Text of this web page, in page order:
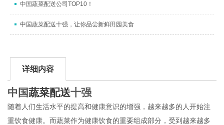
中国蔬菜配送公司TOP10！
中国蔬菜配送十强，让你品尝新鲜田园美食
详细内容
中国蔬菜配送十强
随着人们生活水平的提高和健康意识的增强，越来越多的人开始注
重饮食健康。而蔬菜作为健康饮食的重要组成部分，受到越来越多